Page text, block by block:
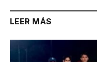
LEER MÁS